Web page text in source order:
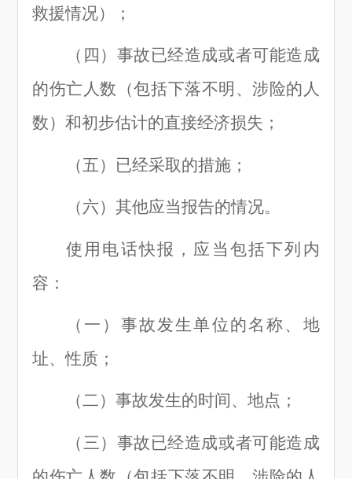
救援情况） ；
（四 ） 事故已经造成或者可能造成
的伤亡人数（包括下落不明、涉险的人
数）和初步估计的直接经济损失；
（五） 已经采取的措施；
（六） 其他应当报告的情况。
使用电话快报，应当包括下列内
容：
（一 ） 事故发生单位的名称、地
址、性质；
（二） 事故发生的时间、地点；
（三） 事故已经造成或者可能造成